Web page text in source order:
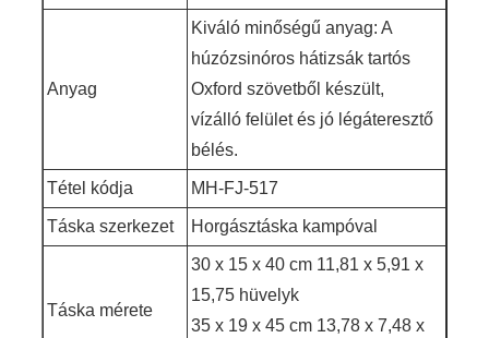
Anyag
Kiváló minőségű anyag: A
húzózsinóros hátizsák tartós
Oxford szövetből készült,
vízálló felület és jó légáteresztő
bélés.
Tétel kódja MH-FJ-517
Táska szerkezet Horgásztáska kampóval
Táska mérete
30 x 15 x 40 cm 11,81 x 5,91 x
15,75 hüvelyk
35 x 19 x 45 cm 13,78 x 7,48 x